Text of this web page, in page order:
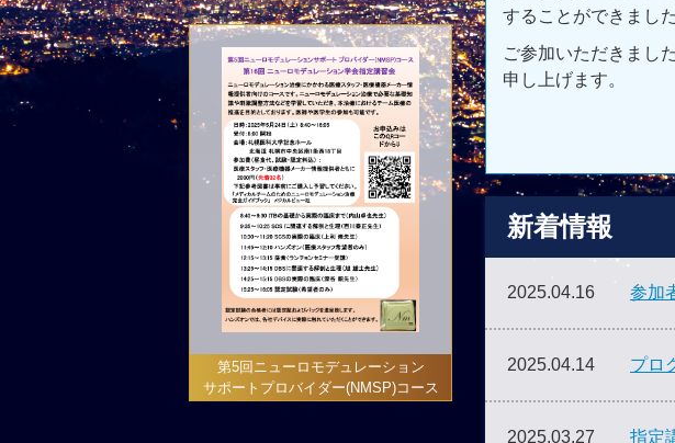
第5回ニューロモデュレーション
サポートプロバイダー(NMSP)コース
することができました
ご参加いただきまし
申し上げます。
新着情報
2025.04.16 参加
2025.04.14 プロ
2025.03.27 指定